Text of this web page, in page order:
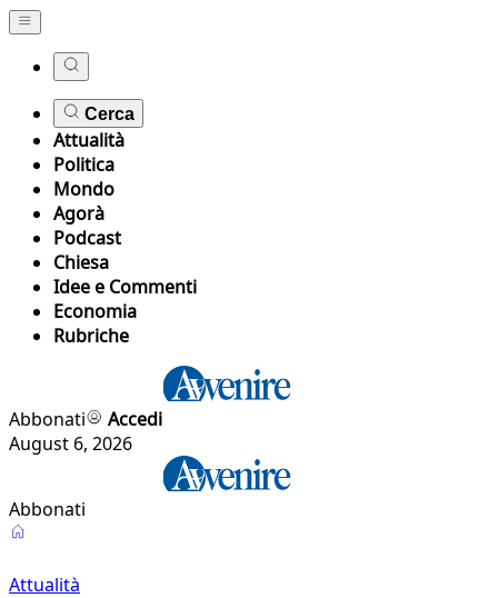
Cerca
Attualità
Politica
Mondo
Agorà
Podcast
Chiesa
Idee e Commenti
Economia
Rubriche
Abbonati
Accedi
August 6, 2026
Abbonati
Attualità